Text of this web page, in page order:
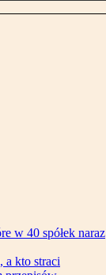
w 40 spółek naraz
a kto straci